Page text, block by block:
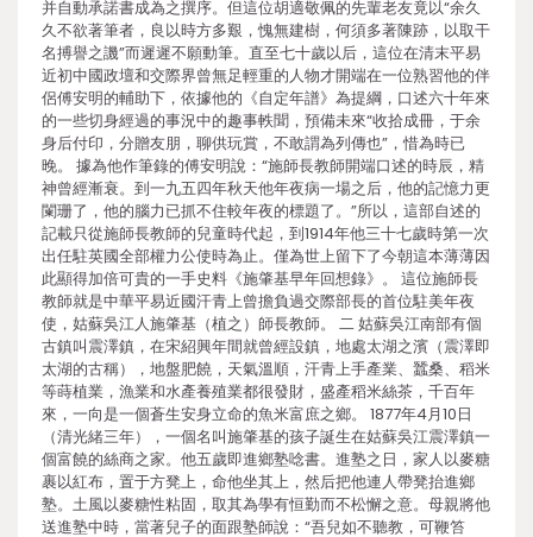
并自動承諾書成為之撰序。但這位胡適敬佩的先輩老友竟以“余久
久不欲著筆者，良以時方多艱，愧無建樹，何須多著陳跡，以取干
名搏譽之譏”而遲遲不願動筆。直至七十歲以后，這位在清末平易
近初中國政壇和交際界曾無足輕重的人物才開端在一位熟習他的伴
侶傅安明的輔助下，依據他的《自定年譜》為提綱，口述六十年來
的一些切身經過的事況中的趣事軼聞，預備未來“收拾成冊，于余
身后付印，分贈友朋，聊供玩賞，不敢謂為列傳也”，惜為時已
晚。 據為他作筆錄的傅安明說：“施師長教師開端口述的時辰，精
神曾經漸衰。到一九五四年秋天他年夜病一場之后，他的記憶力更
闌珊了，他的腦力已抓不住較年夜的標題了。”所以，這部自述的
記載只從施師長教師的兒童時代起，到1914年他三十七歲時第一次
出任駐英國全部權力公使時為止。僅為世上留下了今朝這本薄薄因
此顯得加倍可貴的一手史料《施肇基早年回想錄》。 這位施師長
教師就是中華平易近國汗青上曾擔負過交際部長的首位駐美年夜
使，姑蘇吳江人施肇基（植之）師長教師。 二 姑蘇吳江南部有個
古鎮叫震澤鎮，在宋紹興年間就曾經設鎮，地處太湖之濱（震澤即
太湖的古稱），地盤肥饒，天氣溫順，汗青上手產業、蠶桑、稻米
等蒔植業，漁業和水產養殖業都很發財，盛產稻米絲茶，千百年
來，一向是一個蒼生安身立命的魚米富庶之鄉。 1877年4月10日
（清光緒三年），一個名叫施肇基的孩子誕生在姑蘇吳江震澤鎮一
個富饒的絲商之家。他五歲即進鄉塾唸書。進塾之日，家人以麥糖
裹以紅布，置于方凳上，命他坐其上，然后把他連人帶凳抬進鄉
塾。土風以麥糖性粘固，取其為學有恒勤而不松懈之意。母親將他
送進塾中時，當著兒子的面跟塾師說：“吾兒如不聽教，可鞭笞